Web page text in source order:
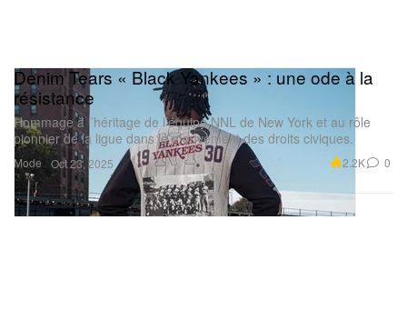
Mode
Denim Tears « Black Yankees » : une ode à la
résistance
Hommage à l’héritage de l’équipe NNL de New York et au rôle
pionnier de la ligue dans le mouvement des droits civiques.
Oct 23, 2025 2.2K 0